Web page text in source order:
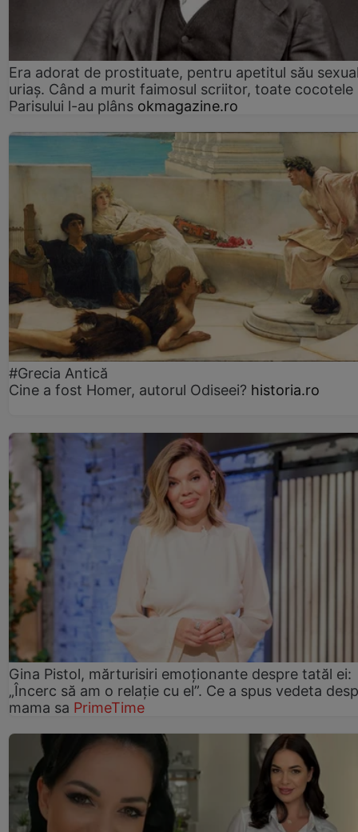
Era adorat de prostituate, pentru apetitul său
uriaș. Când a murit faimosul scriitor, toate cocotele
Parisului l-au plâns okmagazine.ro
#Grecia Antică
Cine a fost Homer, autorul Odiseei? historia.ro
Gina Pistol, mărturisiri emoționante despre tatăl ei:
„Încerc să am o relație cu el”. Ce a spus vedeta
mama sa PrimeTime